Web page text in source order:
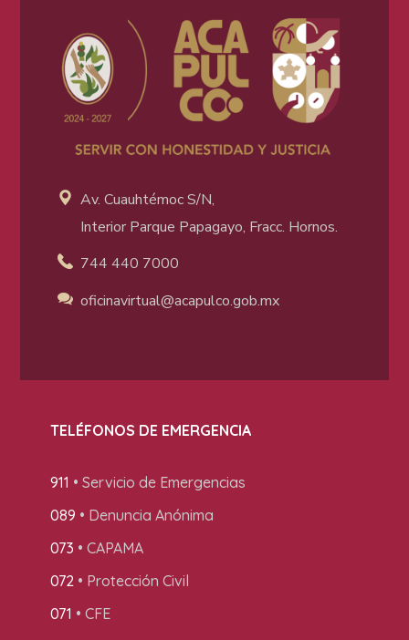
Av. Cuauhtémoc S/N,
Interior Parque Papagayo, Fracc. Hornos.
744 440 7000
oficinavirtual@acapulco.gob.mx
TELÉFONOS DE EMERGENCIA
911 • Servicio de Emergencias
089 • Denuncia Anónima
073 • CAPAMA
072 • Protección Civil
071 • CFE